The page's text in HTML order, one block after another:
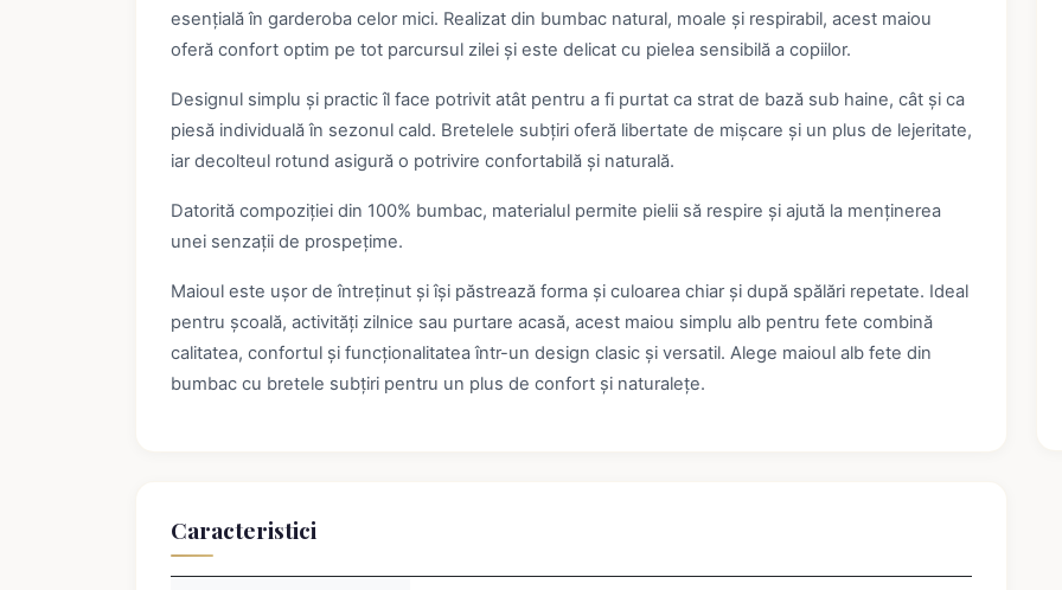
esențială în garderoba celor mici. Realizat din bumbac natural, moale și respirabil, acest maiou
oferă confort optim pe tot parcursul zilei și este delicat cu pielea sensibilă a copiilor.
Designul simplu și practic îl face potrivit atât pentru a fi purtat ca strat de bază sub haine, cât și ca
piesă individuală în sezonul cald. Bretelele subțiri oferă libertate de mișcare și un plus de lejeritate,
iar decolteul rotund asigură o potrivire confortabilă și naturală.
Datorită compoziției din 100% bumbac, materialul permite pielii să respire și ajută la menținerea
unei senzații de prospețime.
Maioul este ușor de întreținut și își păstrează forma și culoarea chiar și după spălări repetate. Ideal
pentru școală, activități zilnice sau purtare acasă, acest maiou simplu alb pentru fete combină
calitatea, confortul și funcționalitatea într-un design clasic și versatil. Alege maioul alb fete din
bumbac cu bretele subțiri pentru un plus de confort și naturalețe.
Caracteristici